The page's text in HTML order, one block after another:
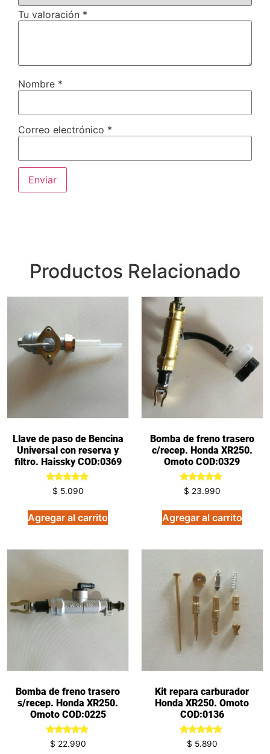
Tu valoración *
Nombre *
Correo electrónico *
Productos Relacionado
Llave de paso de Bencina
Universal con reserva y
filtro. Haissky COD:0369
Valorado
en
de 5
$ 5.090
Agregar al carrito
Bomba de freno trasero
c/recep. Honda XR250.
Omoto COD:0329
Valorado
en
de 5
$ 23.990
Agregar al carrito
Bomba de freno trasero
s/recep. Honda XR250.
Omoto COD:0225
Valorado
en
$ 22.990
Kit repara carburador
Honda XR250. Omoto
COD:0136
Valorado
en
$ 5.890